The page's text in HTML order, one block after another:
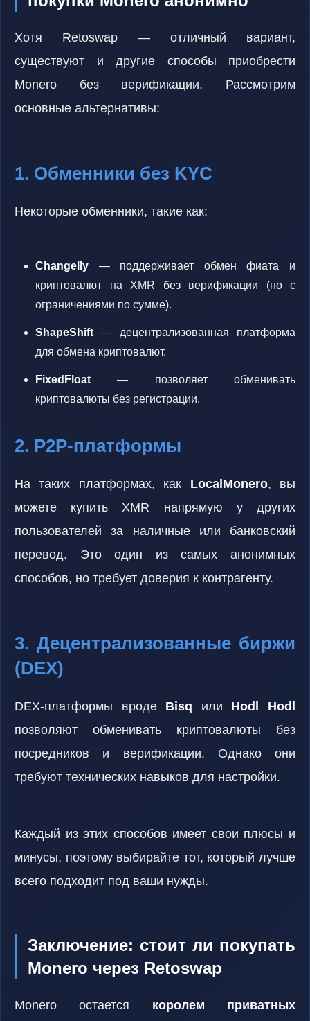
Хотя Retoswap — отличный вариант,
существуют и другие способы приобрести
Monero без верификации. Рассмотрим
основные альтернативы:
1. Обменники без KYC
Некоторые обменники, такие как:
Changelly — поддерживает обмен фиата и
криптовалют на XMR без верификации (но с
ограничениями по сумме).
ShapeShift — децентрализованная платформа
для обмена криптовалют.
FixedFloat — позволяет обменивать
криптовалюты без регистрации.
2. P2P-платформы
На таких платформах, как LocalMonero, вы
можете купить XMR напрямую у других
пользователей за наличные или банковский
перевод. Это один из самых анонимных
способов, но требует доверия к контрагенту.
3. Децентрализованные биржи
(DEX)
DEX-платформы вроде Bisq или Hodl Hodl
позволяют обменивать криптовалюты без
посредников и верификации. Однако они
требуют технических навыков для настройки.
Каждый из этих способов имеет свои плюсы и
минусы, поэтому выбирайте тот, который лучше
всего подходит под ваши нужды.
Заключение: стоит ли покупать
Monero через Retoswap
Monero остается королем приватных